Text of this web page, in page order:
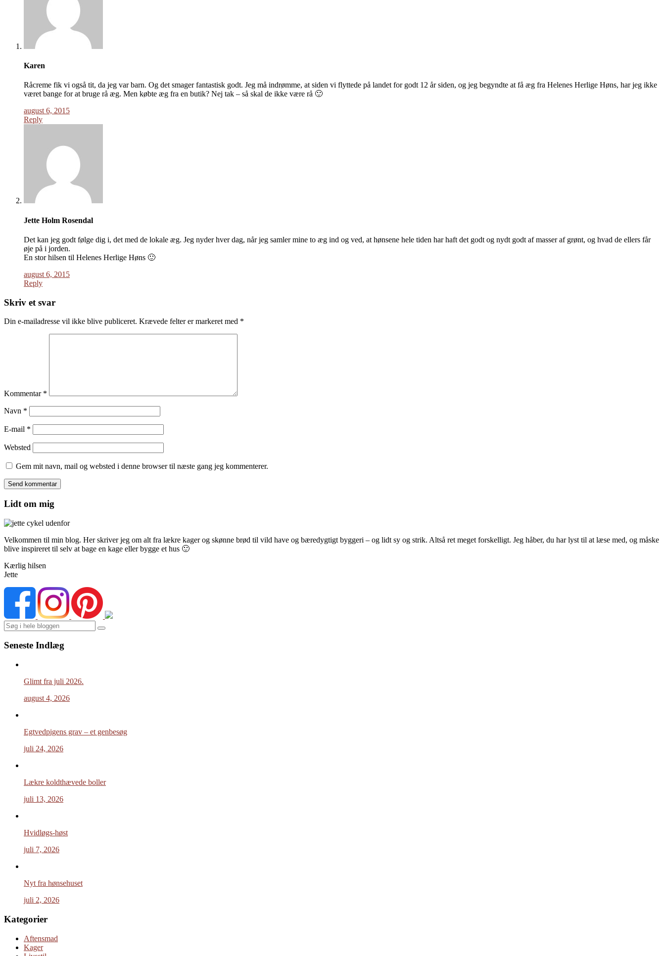
Karen
Råcreme fik vi også tit, da jeg var barn. Og det smager fantastisk godt. Jeg må indrømme, at siden vi flyttede på landet for godt 12 år siden, og jeg begyndte at få æg fra Helenes Herlige Høns, har jeg ikke
været bange for at bruge rå æg. Men købte æg fra en butik? Nej tak – så skal de ikke være rå 🙂
august 6, 2015
Reply
Jette Holm Rosendal
Det kan jeg godt følge dig i, det med de lokale æg. Jeg nyder hver dag, når jeg samler mine to æg ind og ved, at hønsene hele tiden har haft det godt og nydt godt af masser af grønt, og hvad de ellers får
øje på i jorden.
En stor hilsen til Helenes Herlige Høns 🙂
august 6, 2015
Reply
Skriv et svar
Din e-mailadresse vil ikke blive publiceret. Krævede felter er markeret med *
Kommentar *
Navn *
E-mail *
Websted
Gem mit navn, mail og websted i denne browser til næste gang jeg kommenterer.
Lidt om mig
Velkommen til min blog. Her skriver jeg om alt fra lækre kager og skønne brød til vild have og bæredygtigt byggeri – og lidt sy og strik. Altså ret meget forskelligt. Jeg håber, du har lyst til at læse med, og måske
blive inspireret til selv at bage en kage eller bygge et hus 🙂
Kærlig hilsen
Jette
Search
Seneste Indlæg
Glimt fra juli 2026.
august 4, 2026
Egtvedpigens grav – et genbesøg
juli 24, 2026
Lækre koldthævede boller
juli 13, 2026
Hvidløgs-høst
juli 7, 2026
Nyt fra hønsehuset
juli 2, 2026
Kategorier
Aftensmad
Kager